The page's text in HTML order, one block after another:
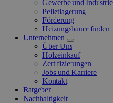
Gewerbe und Industrie
Pelletlagerung
Förderung
Heizungsbauer finden
Unternehmen
Über Uns
Holzeinkauf
Zertifizierungen
Jobs und Karriere
Kontakt
Ratgeber
Nachhaltigkeit